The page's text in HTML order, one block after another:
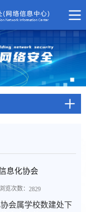
息化协会
览次数： 2829
会属学校数建处下